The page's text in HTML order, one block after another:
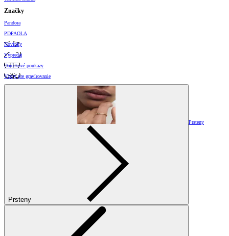
Značky
Pandora
PDPAOLA
Novinky
Výpredaj
Darčekové poukazy
Vzory pre gravírovanie
Prsteny
Prsteny